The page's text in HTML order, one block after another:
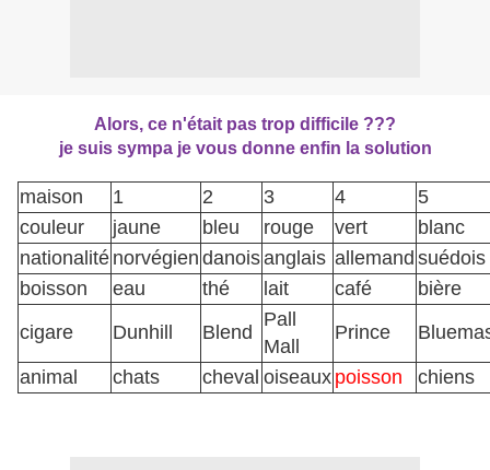
Alors, ce n'était pas trop difficile ???
je suis sympa je vous donne enfin la solution
maison 1 2 3 4
5
couleur
jaune bleu rouge vert
blanc
nationalité norvégien danoisanglais allemand suédois
boisson
eau thé lait café
bière
cigare
Dunhill Blend
Pall
Mall
Prince
animal chats cheval oiseaux poisson chiens